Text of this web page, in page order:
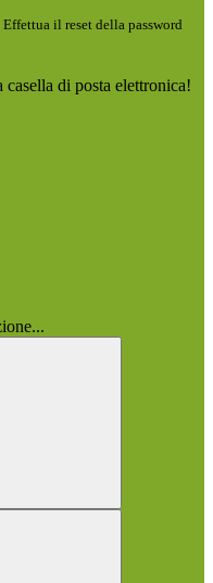
il reset della password
di posta elettronica!